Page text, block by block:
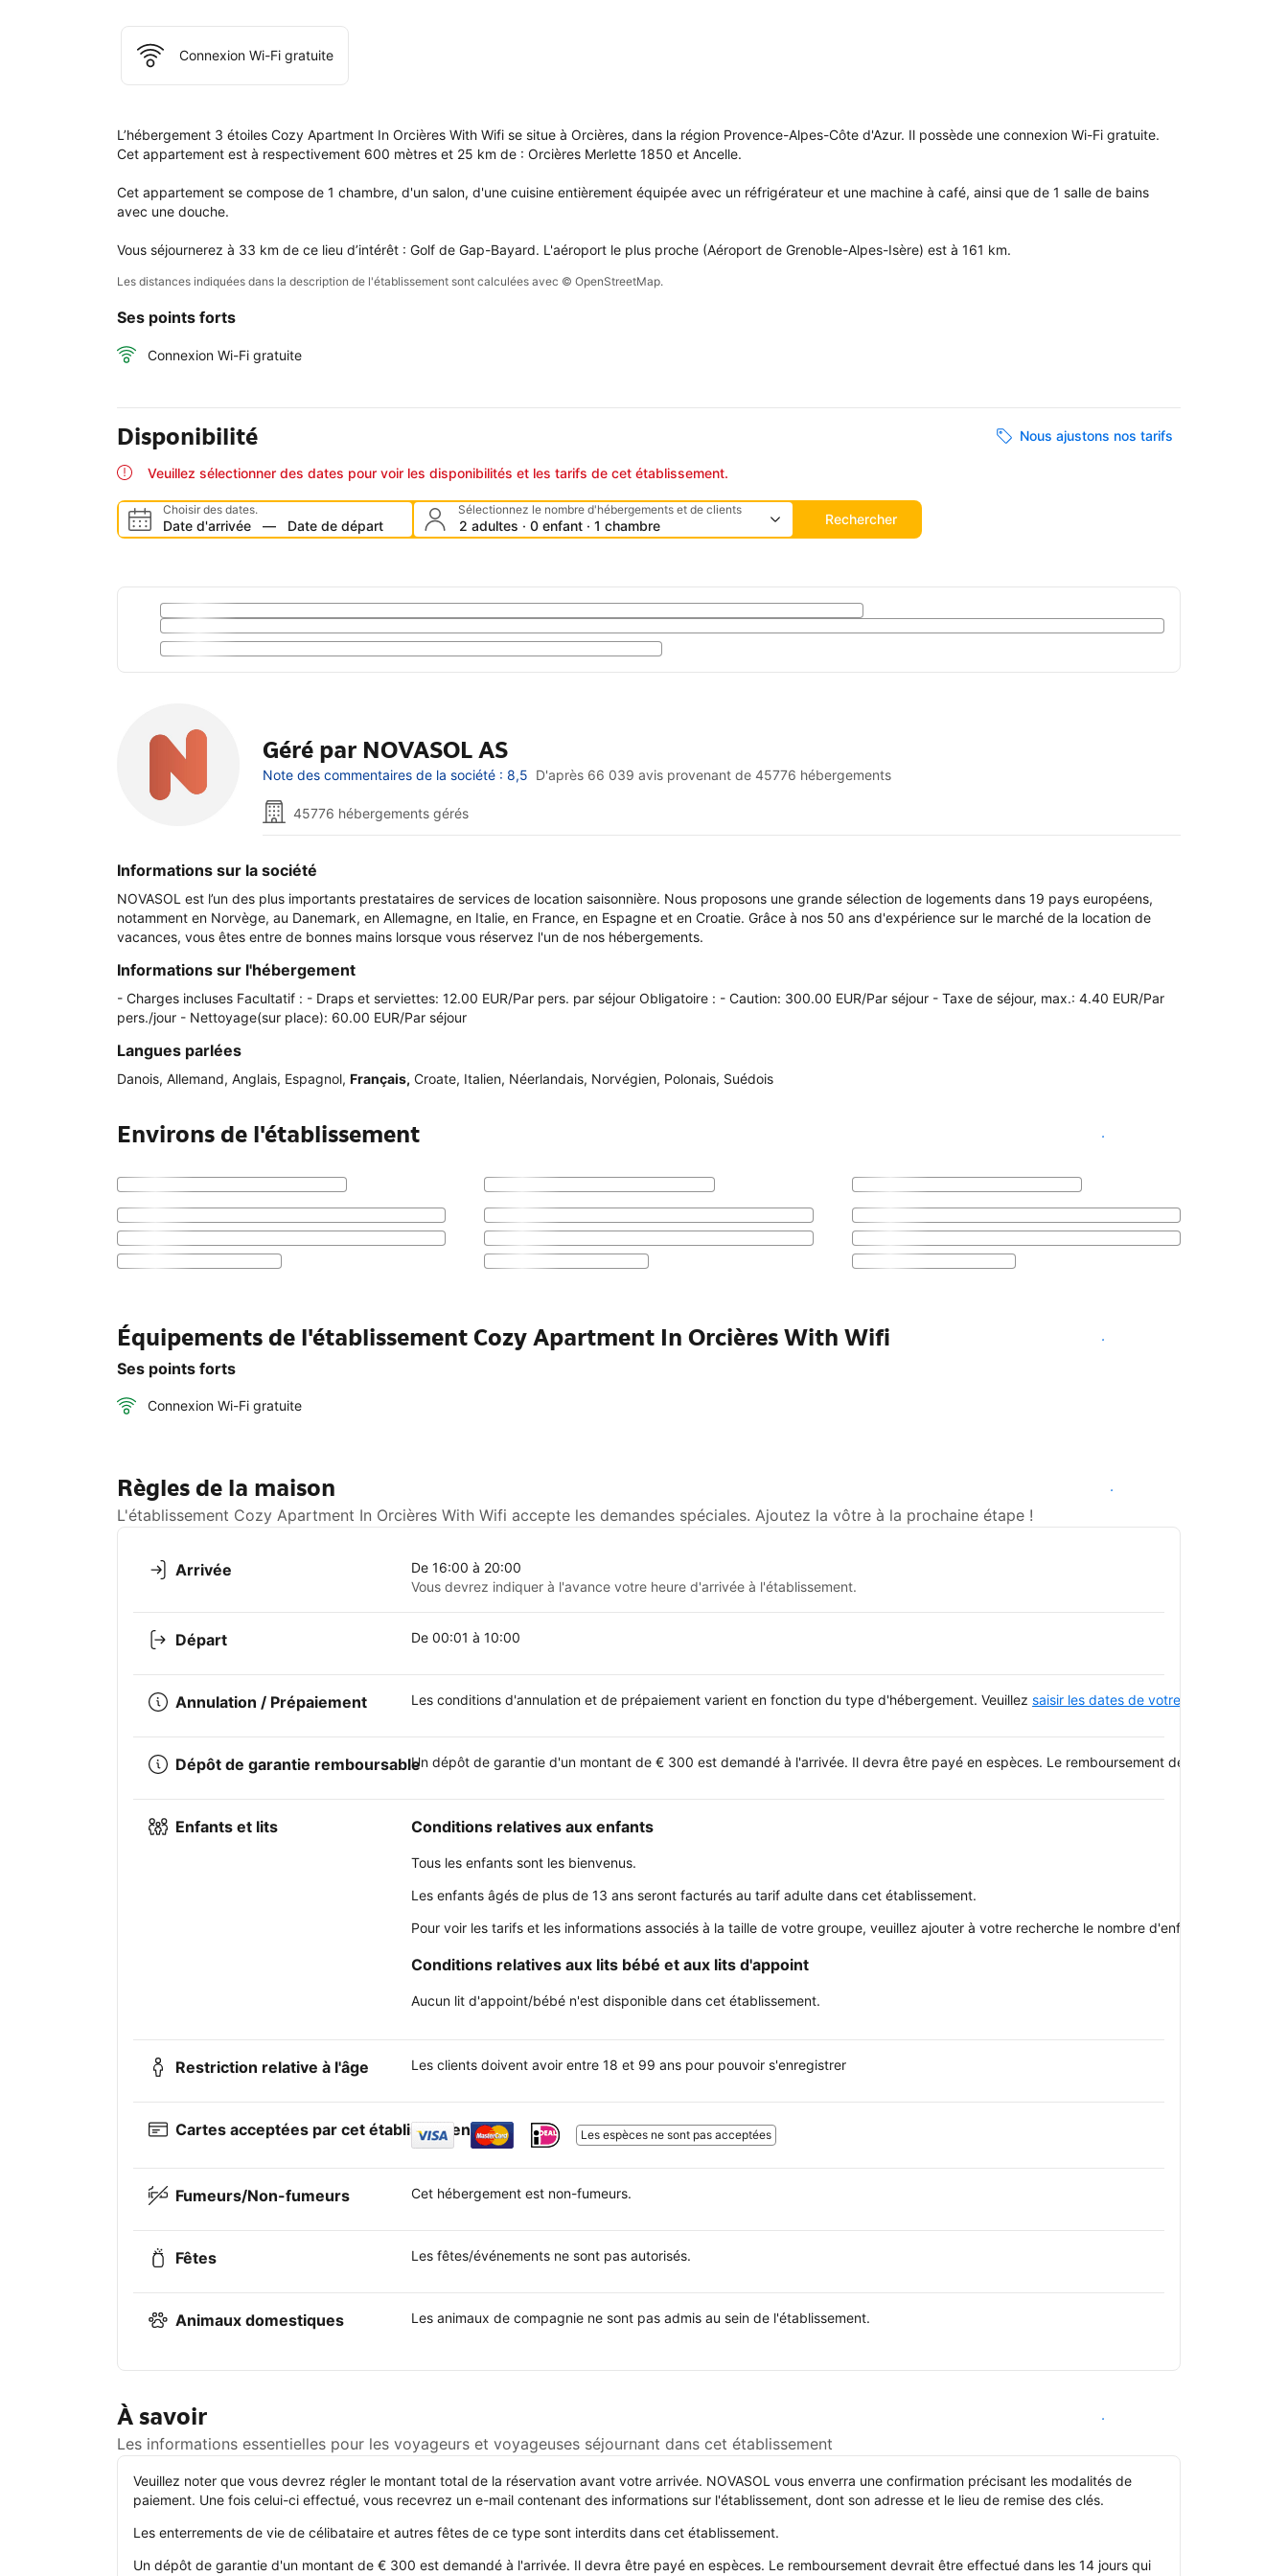
Connexion Wi-Fi gratuite
L’hébergement 3 étoiles Cozy Apartment In Orcières With Wifi se situe à Orcières, dans la région Provence-Alpes-Côte d'Azur. Il possède une connexion Wi-Fi gratuite.
Cet appartement est à respectivement 600 mètres et 25 km de : Orcières Merlette 1850 et Ancelle.
Cet appartement se compose de 1 chambre, d'un salon, d'une cuisine entièrement équipée avec un réfrigérateur et une machine à café, ainsi que de 1 salle de bains
avec une douche.
Vous séjournerez à 33 km de ce lieu d’intérêt : Golf de Gap-Bayard. L'aéroport le plus proche (Aéroport de Grenoble-Alpes-Isère) est à 161 km.
Les distances indiquées dans la description de l'établissement sont calculées avec © OpenStreetMap.
Ses points forts
Connexion Wi-Fi gratuite
Disponibilité Nous ajustons nos tarifs
Veuillez sélectionner des dates pour voir les disponibilités et les tarifs de cet établissement.
Choisir des dates.
Date d'arrivée — Date de départ
Sélectionnez le nombre d'hébergements et de clients
2 adultes · 0 enfant · 1 chambre Rechercher
Géré par NOVASOL AS
Note des commentaires de la société : 8,5 D'après 66 039 avis provenant de 45776 hébergements
45776 hébergements gérés
Informations sur la société
NOVASOL est l’un des plus importants prestataires de services de location saisonnière. Nous proposons une grande sélection de logements dans 19 pays européens,
notamment en Norvège, au Danemark, en Allemagne, en Italie, en France, en Espagne et en Croatie. Grâce à nos 50 ans d'expérience sur le marché de la location de
vacances, vous êtes entre de bonnes mains lorsque vous réservez l'un de nos hébergements.
Informations sur l'hébergement
- Charges incluses Facultatif : - Draps et serviettes: 12.00 EUR/Par pers. par séjour Obligatoire : - Caution: 300.00 EUR/Par séjour - Taxe de séjour, max.: 4.40 EUR/Par
pers./jour - Nettoyage(sur place): 60.00 EUR/Par séjour
Langues parlées
Danois, Allemand, Anglais, Espagnol, Français, Croate, Italien, Néerlandais, Norvégien, Polonais, Suédois
Environs de l'établissement Voir les disponibilités
Équipements de l'établissement Cozy Apartment In Orcières With Wifi Voir les disponibilités
Ses points forts
Connexion Wi-Fi gratuite
Règles de la maison
L'établissement Cozy Apartment In Orcières With Wifi accepte les demandes spéciales. Ajoutez la vôtre à la prochaine étape !
Voir les disponibilités
Arrivée
De 16:00 à 20:00
Vous devrez indiquer à l'avance votre heure d'arrivée à l'établissement.
Départ De 00:01 à 10:00
Annulation / Prépaiement Les conditions d'annulation et de prépaiement varient en fonction du type d'hébergement. Veuillez saisir les dates de votre séjour
Dépôt de garantie remboursableUn dépôt de garantie d'un montant de € 300 est demandé à l'arrivée. Il devra être payé en espèces. Le remboursement devrait être
Enfants et lits Conditions relatives aux enfants
Tous les enfants sont les bienvenus.
Les enfants âgés de plus de 13 ans seront facturés au tarif adulte dans cet établissement.
Pour voir les tarifs et les informations associés à la taille de votre groupe, veuillez ajouter à votre recherche le nombre d'enfants avec qui
Conditions relatives aux lits bébé et aux lits d'appoint
Aucun lit d'appoint/bébé n'est disponible dans cet établissement.
Restriction relative à l'âge Les clients doivent avoir entre 18 et 99 ans pour pouvoir s'enregistrer
Cartes acceptées par cet établissement Les espèces ne sont pas acceptées
Fumeurs/Non-fumeurs Cet hébergement est non-fumeurs.
Fêtes Les fêtes/événements ne sont pas autorisés.
Animaux domestiques Les animaux de compagnie ne sont pas admis au sein de l'établissement.
À savoir
Les informations essentielles pour les voyageurs et voyageuses séjournant dans cet établissement
Voir les disponibilités
Veuillez noter que vous devrez régler le montant total de la réservation avant votre arrivée. NOVASOL vous enverra une confirmation précisant les modalités de
paiement. Une fois celui-ci effectué, vous recevrez un e-mail contenant des informations sur l'établissement, dont son adresse et le lieu de remise des clés.
Les enterrements de vie de célibataire et autres fêtes de ce type sont interdits dans cet établissement.
Un dépôt de garantie d'un montant de € 300 est demandé à l'arrivée. Il devra être payé en espèces. Le remboursement devrait être effectué dans les 14 jours qui